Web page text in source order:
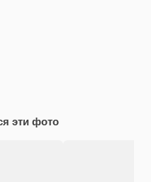
эти фото